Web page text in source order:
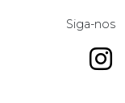
Siga-nos